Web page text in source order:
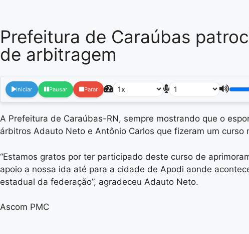
Prefeitura de Caraúbas
de arbitragem
Iniciar Pausar Parar
A Prefeitura de Caraúbas-RN, sempre mostrando que o
árbitros Adauto Neto e Antônio Carlos que fizeram um
“Estamos gratos por ter participado deste curso de
apoio a nossa ida até para a cidade de Apodi aonde
estadual da federação”, agradeceu Adauto Neto.
Ascom PMC